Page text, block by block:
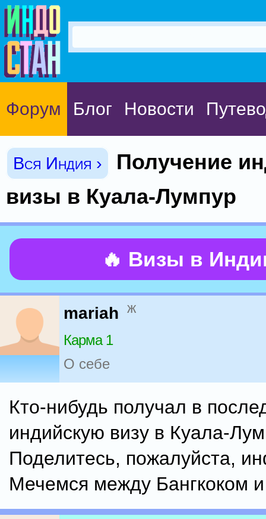
Форум Блог Новости
Вся Индия ›
Получение
визы в Куала-Лумпур
🔥 Визы в
mariah ж
Карма 1
О себе
Кто-нибудь получал в
индийскую визу в Куала-
Поделитесь, пожалуйста,
Мечемся между Бангкоком